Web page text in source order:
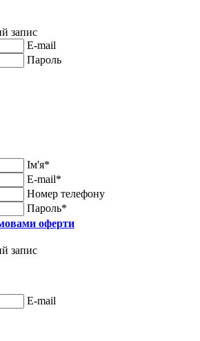
запис
E-mail
Пароль
Ім'я*
E-mail*
Номер телефону
Пароль*
оферти
запис
E-mail